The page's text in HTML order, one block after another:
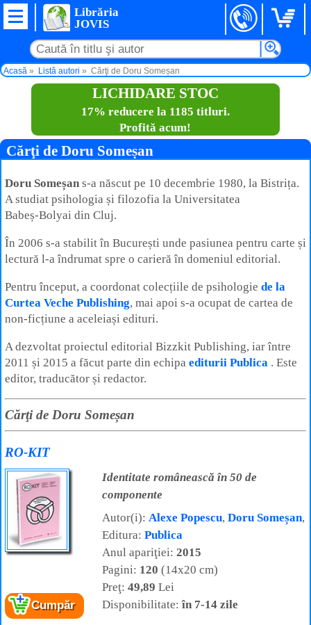
Librăria
JOVIS
Acasă Listă autori Cărţi de Doru Someșan
LICHIDARE STOC
17% reducere la 1185 titluri.
Profită acum!
Cărţi de Doru Someșan
Doru Someșan s‑a născut pe 10 decembrie 1980, la Bistrița.
A studiat psihologia și filozofia la Universitatea
Babeș‑Bolyai din Cluj.
În 2006 s-a stabilit în București unde pasiunea pentru carte și
lectură l-a îndrumat spre o carieră în domeniul editorial.
Pentru început, a coordonat colecțiile de psihologie de la
Curtea Veche Publishing, mai apoi s-a ocupat de cartea de
non‑ficțiune a aceleiași edituri.
A dezvoltat proiectul editorial Bizzkit Publishing, iar între
2011 și 2015 a făcut parte din echipa editurii Publica . Este
editor, traducător și redactor.
Cărţi de Doru Someșan
RO-KIT
Cumpăr
Identitate românească în 50 de
componente
Autor(i): Alexe Popescu, Doru Someșan,
Editura: Publica
Anul apariţiei: 2015
Pagini: 120 (14x20 cm)
Preţ: 49,89 Lei
Disponibilitate:în 7-14 zile